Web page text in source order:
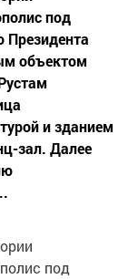
под
Президента
объектом
и зданием
зал. Далее
под